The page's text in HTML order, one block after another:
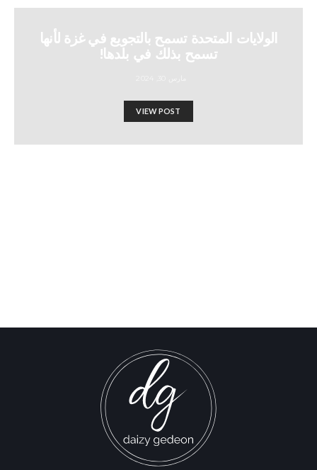
الولايات المتحدة تسمح بالتجويع في غزة لأنها
تسمح بذلك في بلدها!
VIEW POST